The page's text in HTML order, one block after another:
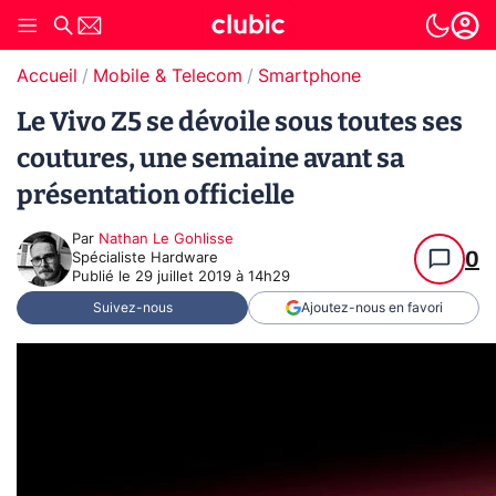
Accueil Mobile & Telecom Smartphone
Le Vivo Z5 se dévoile sous toutes ses
coutures, une semaine avant sa
présentation officielle
Par Nathan Le Gohlisse
Spécialiste Hardware
Publié le 29 juillet 2019 à 14h29
0
Suivez-nous Ajoutez-nous en favori